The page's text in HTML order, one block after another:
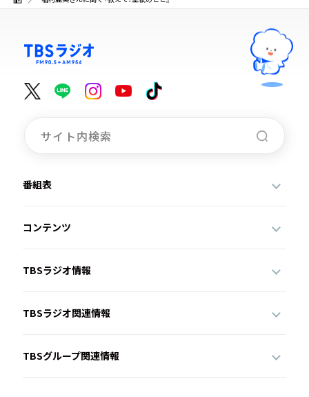
番組表
コンテンツ
TBSラジオ情報
TBSラジオ関連情報
TBSグループ関連情報